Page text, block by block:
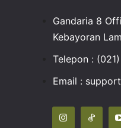
Gandaria 8
Kebayoran
Telepon :
Email :